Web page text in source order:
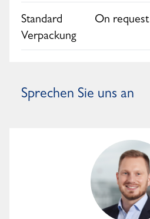
Standard
Verpackung
On request
Sprechen Sie uns an